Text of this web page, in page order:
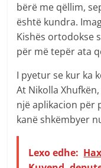
bërë me qëllim,
është kundra.
Kishës ortodokse
për më tepër ata
I pyetur se kur ka
At Nikolla
një aplikacion për
kanë shkëmbyer
Lexo edhe: